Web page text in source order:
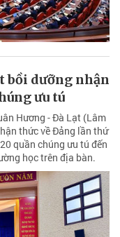
bồi dưỡng nhận
ưu tú
Hương - Đà Lạt (Lâm
thức về Đảng lần thứ
quần chúng ưu tú đến
học trên địa bàn.